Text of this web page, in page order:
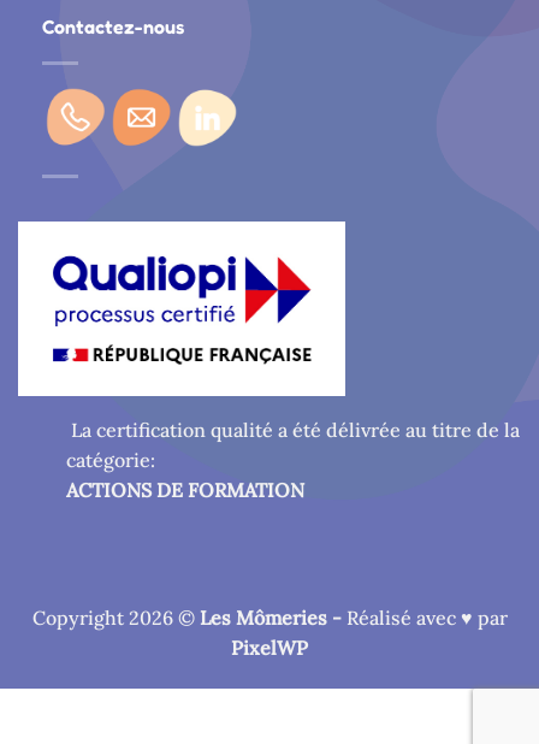
Contactez-nous
La certification qualité a été délivrée au titre de la
catégorie:
ACTIONS DE FORMATION
Copyright 2026 © Les Mômeries - Réalisé avec ♥ par
PixelWP